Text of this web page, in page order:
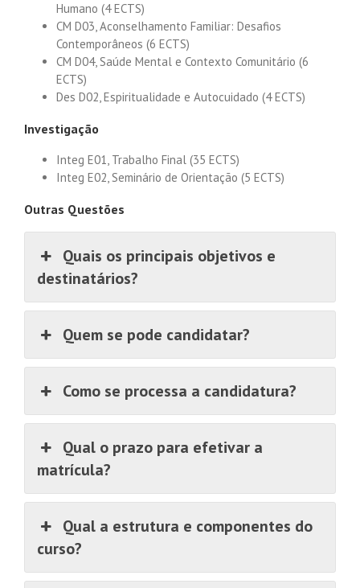
Humano (4 ECTS)
CM D03, Aconselhamento Familiar: Desafios
Contemporâneos (6 ECTS)
CM D04, Saúde Mental e Contexto Comunitário (6
ECTS)
Des D02, Espiritualidade e Autocuidado (4 ECTS)
Investigação
Integ E01, Trabalho Final (35 ECTS)
Integ E02, Seminário de Orientação (5 ECTS)
Outras Questões
Quais os principais objetivos e
destinatários?
Quem se pode candidatar?
Como se processa a candidatura?
Qual o prazo para efetivar a
matrícula?
Qual a estrutura e componentes do
curso?